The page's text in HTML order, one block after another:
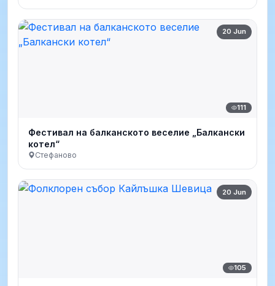
20 Jun
111
Фестивал на балканското веселие „Балкански
котел“
Стефаново
20 Jun
105